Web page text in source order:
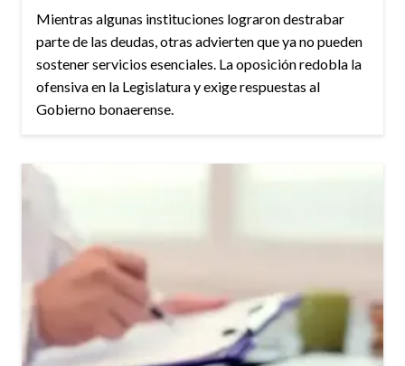
Mientras algunas instituciones lograron destrabar
parte de las deudas, otras advierten que ya no pueden
sostener servicios esenciales. La oposición redobla la
ofensiva en la Legislatura y exige respuestas al
Gobierno bonaerense.